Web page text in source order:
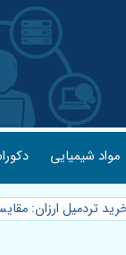
مواد شیمیایی
تردمیل ارزان: